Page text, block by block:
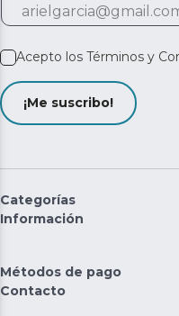
Acepto los Términos y
¡Me suscribo!
Categorías
Información
Métodos de pago
Contacto